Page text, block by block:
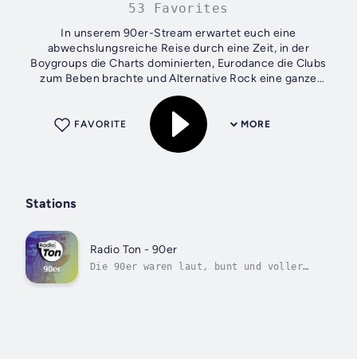
53 Favorites
In unserem 90er-Stream erwartet euch eine
abwechslungsreiche Reise durch eine Zeit, in der
Boygroups die Charts dominierten, Eurodance die Clubs
zum Beben brachte und Alternative Rock eine ganze
Generation geprägt hat. Von den mitreißenden Sounds der...
MORE
FAVORITE
Stations
Radio Ton - 90er
Die 90er waren laut, bunt und voller